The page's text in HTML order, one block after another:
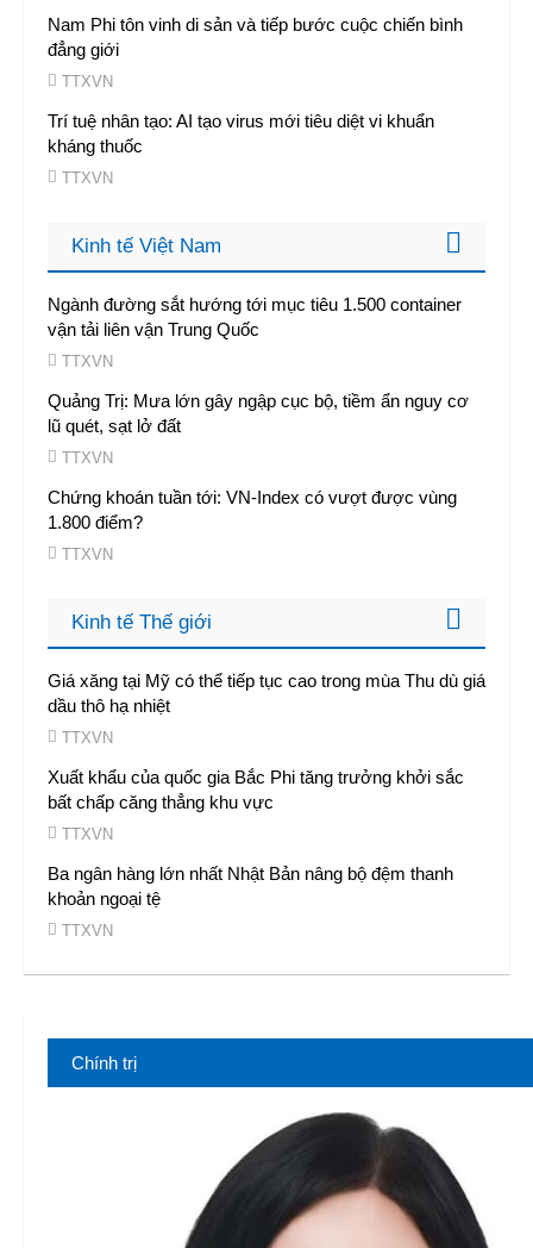
Nam Phi tôn vinh di sản và tiếp bước cuộc chiến bình
đẳng giới
TTXVN
Trí tuệ nhân tạo: AI tạo virus mới tiêu diệt vi khuẩn
kháng thuốc
TTXVN
Kinh tế Việt Nam
Ngành đường sắt hướng tới mục tiêu 1.500 container
vận tải liên vận Trung Quốc
TTXVN
Quảng Trị: Mưa lớn gây ngập cục bộ, tiềm ẩn nguy cơ
lũ quét, sạt lở đất
TTXVN
Chứng khoán tuần tới: VN-Index có vượt được vùng
1.800 điểm?
TTXVN
Kinh tế Thế giới
Giá xăng tại Mỹ có thể tiếp tục cao trong mùa Thu dù giá
dầu thô hạ nhiệt
TTXVN
Xuất khẩu của quốc gia Bắc Phi tăng trưởng khởi sắc
bất chấp căng thẳng khu vực
TTXVN
Ba ngân hàng lớn nhất Nhật Bản nâng bộ đệm thanh
khoản ngoại tệ
TTXVN
Chính trị
TIN XEM NHIỀU
Cảnh báo lũ quét, sạt lở đất ở 8 tỉnh khu vực Bắc Bộ và
Bnews
Tin cuối cùng về bão số 3